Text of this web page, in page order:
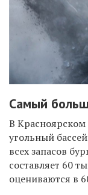
Самый
В
угольный
всех запасов
составляет 60
оцениваются в